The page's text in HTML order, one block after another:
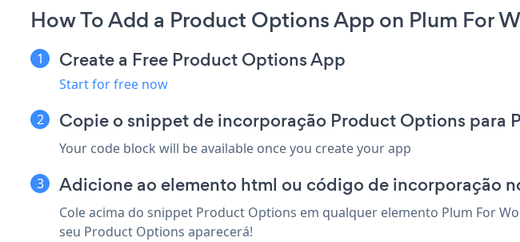
How To Add a Product Options App on Plum For
Create a Free Product Options App
Start for free now
Copie o snippet de incorporação Product Options para
Your code block will be available once you create your app
Adicione ao elemento html ou código de incorporação
Cole acima do snippet Product Options em qualquer elemento Plum For
seu Product Options aparecerá!